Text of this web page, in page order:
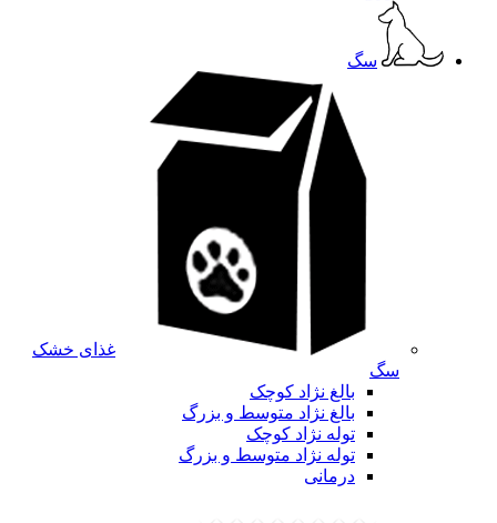
سگ
غذای خشک
سگ
بالغ نژاد کوچک
بالغ نژاد متوسط و بزرگ
توله نژاد کوچک
توله نژاد متوسط و بزرگ
درمانی